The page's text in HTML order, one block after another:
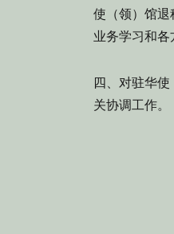
使（领）馆退
业务学习和各
四、对驻华
关协调工作。